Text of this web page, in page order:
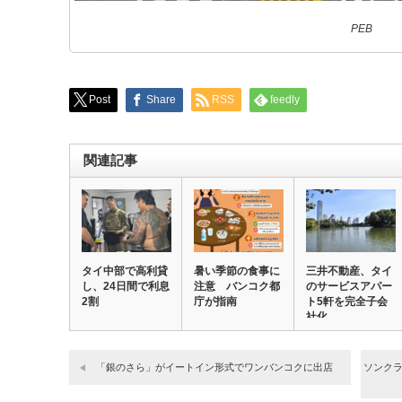
PEB
Post Share RSS feedly
関連記事
タイ中部で高利貸
し、24日間で利息
2割
暑い季節の食事に
注意 バンコク都
庁が指南
三井不動産、タイ
のサービスアパー
ト5軒を完全子会
社化
「銀のさら」がイートイン形式でワンバンコクに出店 ソンク